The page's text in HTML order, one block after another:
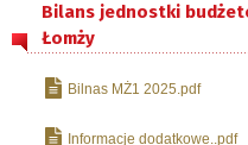
Bilans jednostki
Łomży
Bilnas MŻ1 2025.pdf
Informacje dodatkowe..pdf